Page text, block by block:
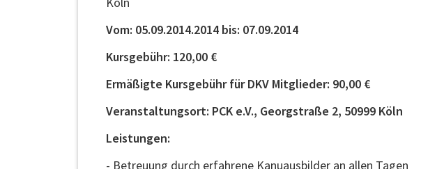
Vom: 05.09.2014.2014 bis: 07.09.2014
Kursgebühr: 120,00 €
Ermäßigte Kursgebühr für DKV Mitglieder: 90,00 €
Veranstaltungsort: PCK e.V., Georgstraße 2, 50999 Köln
Leistungen:
- Betreuung durch erfahrene Kanuausbilder an allen Tagen